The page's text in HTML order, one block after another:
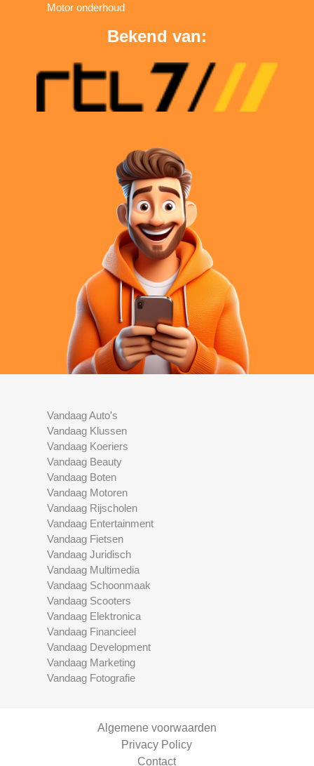
Motor onderhoud
Bekend van:
Vandaag Auto's
Vandaag Klussen
Vandaag Koeriers
Vandaag Beauty
Vandaag Boten
Vandaag Motoren
Vandaag Rijscholen
Vandaag Entertainment
Vandaag Fietsen
Vandaag Juridisch
Vandaag Multimedia
Vandaag Schoonmaak
Vandaag Scooters
Vandaag Elektronica
Vandaag Financieel
Vandaag Development
Vandaag Marketing
Vandaag Fotografie
Algemene voorwaarden
Privacy Policy
Contact